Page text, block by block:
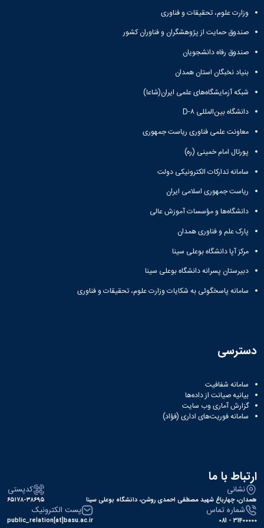
تکمیلی
وزارت علوم، تحقیقات و فناوری
صندوق حمایت از پژوهشگران و فناوران کشور
صندوق رفاه دانشجویان
بنیاد نخبگان استان همدان
شبکه آزمایشگاه‌های علمی ایران(شاعا)
دانشگاه بین‌المللی D-۸
معاونت علمی فناوری ریاست جمهوری
پورتال امام خمینی (ره)
سامانه تدارکات الکترونیکی دولت
ریاست جمهوری اسلامی ایران
دانشگاه‌ها و مؤسسات آموزش عالی
پارک علم و فناوری همدان
مرکز آپا دانشگاه بوعلی سینا
دبیرستان پسرانه دانشگاه بوعلی سینا
سامانه پاسخگوئی به شکایات وزارت علوم، تحقیقات و فناوری
دسترسی
سامانه شفافیت
بیانیه صیانت از داده‌ها
گزارش آماری وب‌ سایت
سامانه فوریت‌های اداری (فؤاد)
ارتباط با ما
نشانی
همدان، چهارباغ شهید مصطفی احمدی روشن، دانشگاه بوعلی سینا
کدپستی
۶۵۱۷۸-۳۸۶۹۵
شماره تماس
31400000 - 081
پست الکترونیک
public_relation[at]basu.ac.ir